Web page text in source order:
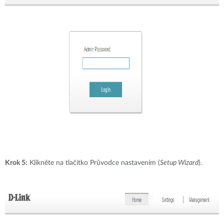
Krok 5: Klikněte na tlačítko Průvodce nastavením (Setup Wizard).